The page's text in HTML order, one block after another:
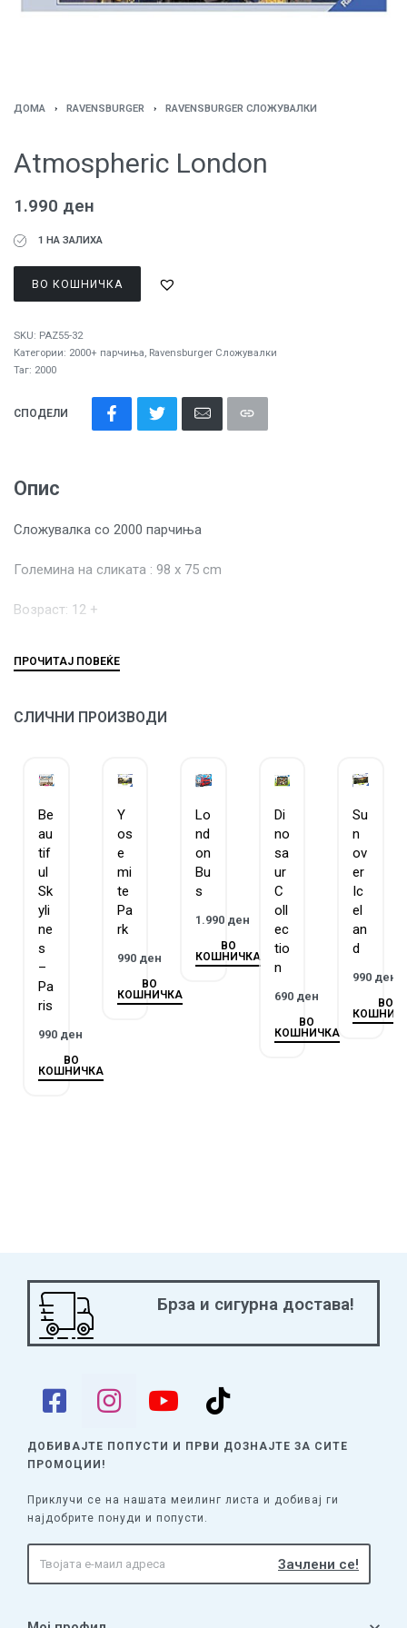
ДОМА › RAVENSBURGER › RAVENSBURGER СЛОЖУВАЛКИ
Atmospheric London
1.990 ден
1 НА ЗАЛИХА
ВО КОШНИЧКА
SKU: PAZ55-32
Категории: 2000+ парчиња, Ravensburger Сложувалки
Таг: 2000
СПОДЕЛИ
Опис
Сложувалка со 2000 парчиња
Големина на сликата : 98 x 75 cm
Возраст: 12 +
СЛИЧНИ ПРОИЗВОДИ
Be
au
tif
ul
Sk
yli
ne
s
–
Pa
ris
990 ден
ВО
КОШНИЧКА
Y
os
e
mi
te
Pa
rk
990 ден
ВО
КОШНИЧКА
Lo
nd
on
Bu
s
1.990 ден
ВО
КОШНИЧКА
Di
no
sa
ur
C
oll
ec
tio
n
690 ден
ВО
КОШНИЧКА
Su
n
ov
er
Ic
el
an
d
990 ден
ВО
Брза и сигурна достава!
ДОБИВАЈТЕ ПОПУСТИ И ПРВИ ДОЗНАЈТЕ ЗА СИТЕ
ПРОМОЦИИ!
Приклучи се на нашата меилинг листа и добивај ги
најдобрите понуди и попусти.